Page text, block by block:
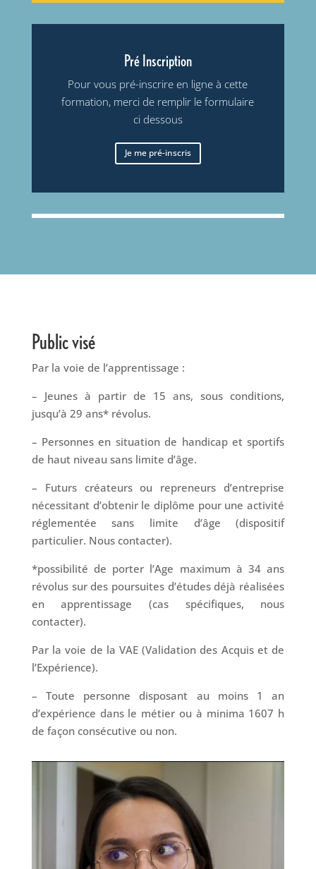
Pré Inscription
Pour vous pré-inscrire en ligne à cette
formation, merci de remplir le formulaire
ci dessous
Je me pré-inscris
Public visé
Par la voie de l’apprentissage :
– Jeunes à partir de 15 ans, sous conditions,
jusqu’à 29 ans* révolus.
– Personnes en situation de handicap et sportifs
de haut niveau sans limite d’âge.
– Futurs créateurs ou repreneurs d’entreprise
nécessitant d’obtenir le diplôme pour une activité
réglementée sans limite d’âge (dispositif
particulier. Nous contacter).
*possibilité de porter l’Age maximum à 34 ans
révolus sur des poursuites d’études déjà réalisées
en apprentissage (cas spécifiques, nous
contacter).
Par la voie de la VAE (Validation des Acquis et de
l’Expérience).
– Toute personne disposant au moins 1 an
d’expérience dans le métier ou à minima 1607 h
de façon consécutive ou non.